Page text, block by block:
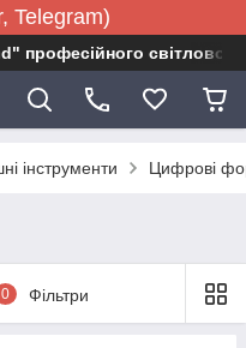
Telegram)
професійного
інструменти Цифрові
0 Фільтри